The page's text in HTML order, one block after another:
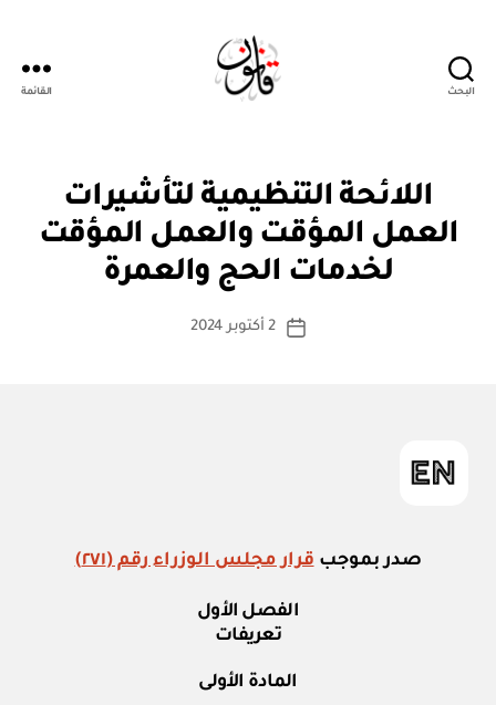
البحث القائمة
التصنيفاتاللائحة التنظيمية لتأشيرات
العمل المؤقت والعمل المؤقت
لخدمات الحج والعمرة
كاتب
بو
س
ة
تاريخ
2 أكتوبر 2024
صدر بموجب قرار مجلس الوزراء رقم (٢٧١)
الفصل الأول
تعريفات
المادة الأولى